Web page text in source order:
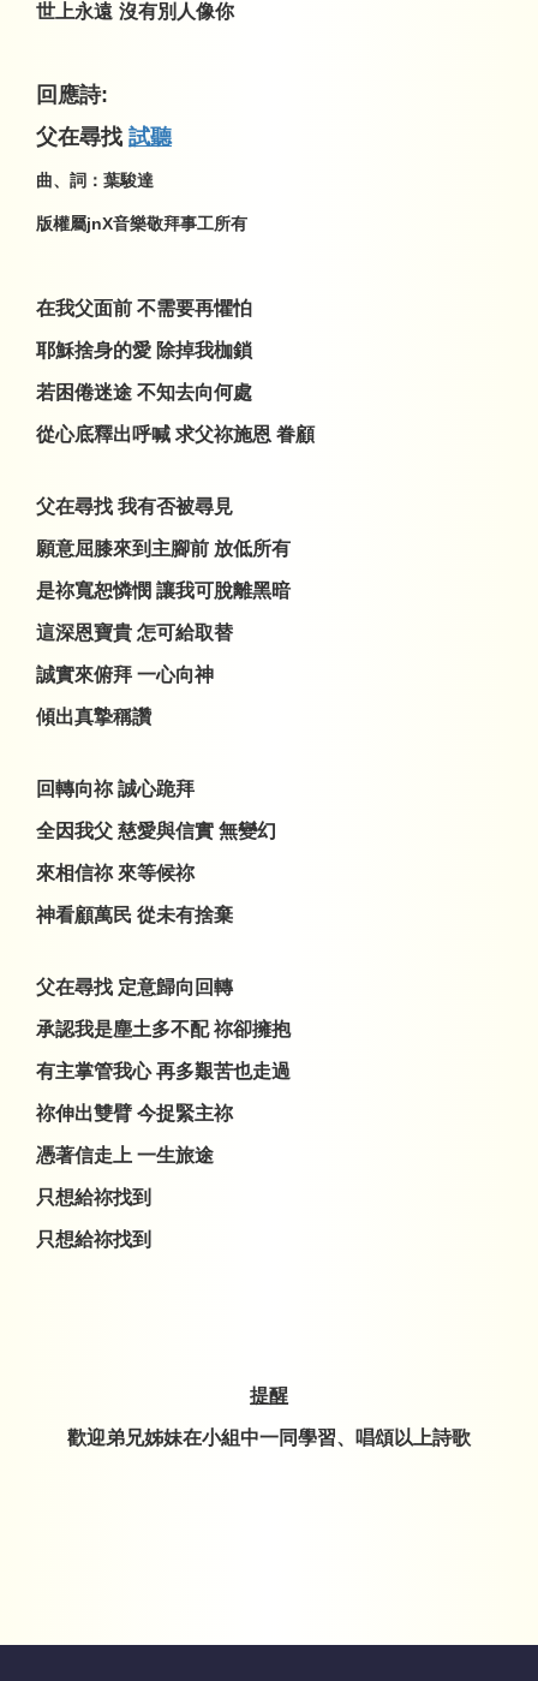
世上永遠 沒有別人像你
回應詩:
父在尋找 試聽
曲、詞：葉駿達
版權屬jnX音樂敬拜事工所有
在我父面前 不需要再懼怕
耶穌捨身的愛 除掉我枷鎖
若困倦迷途 不知去向何處
從心底釋出呼喊 求父祢施恩 眷顧
父在尋找 我有否被尋見
願意屈膝來到主腳前 放低所有
是祢寬恕憐憫 讓我可脫離黑暗
這深恩寶貴 怎可給取替
誠實來俯拜 一心向神
傾出真摯稱讚
回轉向祢 誠心跪拜
全因我父 慈愛與信實 無變幻
來相信祢 來等候祢
神看顧萬民 從未有捨棄
父在尋找 定意歸向回轉
承認我是塵土多不配 祢卻擁抱
有主掌管我心 再多艱苦也走過
祢伸出雙臂 今捉緊主祢
憑著信走上 一生旅途
只想給祢找到
只想給祢找到
提醒
歡迎弟兄姊妹在小組中一同學習、唱頌以上詩歌